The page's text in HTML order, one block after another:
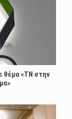
θέμα «ΤΝ στην